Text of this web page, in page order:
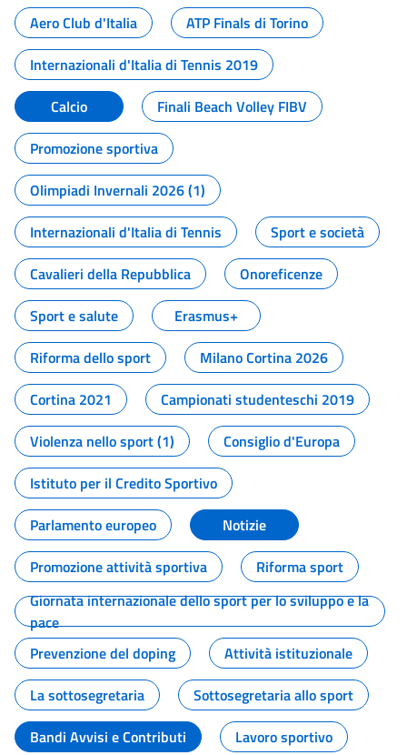
Aero Club d'Italia
ATP Finals di Torino
Internazionali d'Italia di Tennis 2019
Calcio
Finali Beach Volley FIBV
Promozione sportiva
Olimpiadi Invernali 2026 (1)
Internazionali d'Italia di Tennis
Sport e società
Cavalieri della Repubblica
Onoreficenze
Sport e salute
Erasmus+
Riforma dello sport
Milano Cortina 2026
Cortina 2021
Campionati studenteschi 2019
Violenza nello sport (1)
Consiglio d'Europa
Istituto per il Credito Sportivo
Parlamento europeo
Notizie
Promozione attività sportiva
Riforma sport
Giornata internazionale dello sport per lo sviluppo e la
pace
Prevenzione del doping
Attività istituzionale
La sottosegretaria
Sottosegretaria allo sport
Bandi Avvisi e Contributi
Lavoro sportivo